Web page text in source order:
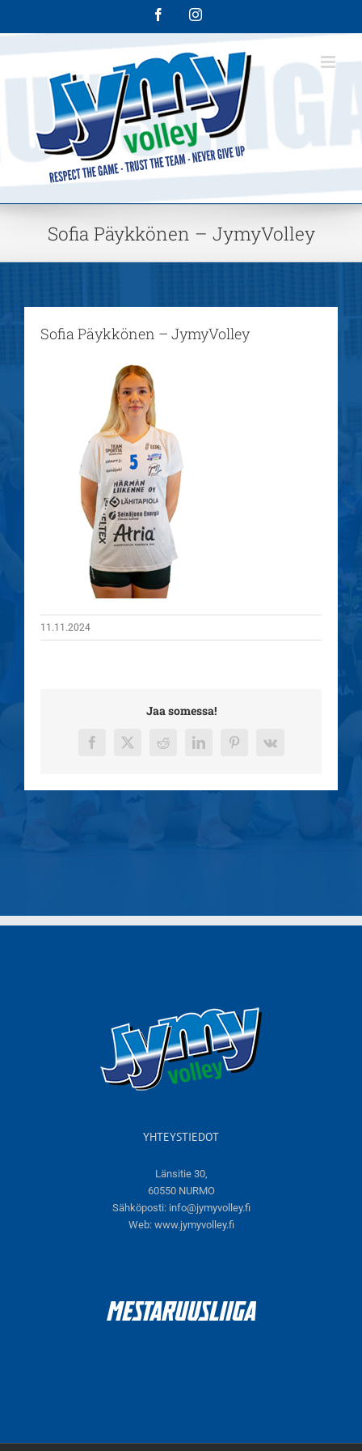
FacebookInstagram
Sofia Päykkönen – JymyVolley
Sofia Päykkönen – JymyVolley
11.11.2024
Jaa somessa!
Facebook
X RedditLinkedInPinterest
Vk
YHTEYSTIEDOT
Länsitie 30,
60550 NURMO
Sähköposti: info@jymyvolley.fi
Web: www.jymyvolley.fi